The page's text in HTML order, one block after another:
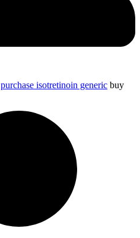
purchase isotretinoin generic buy